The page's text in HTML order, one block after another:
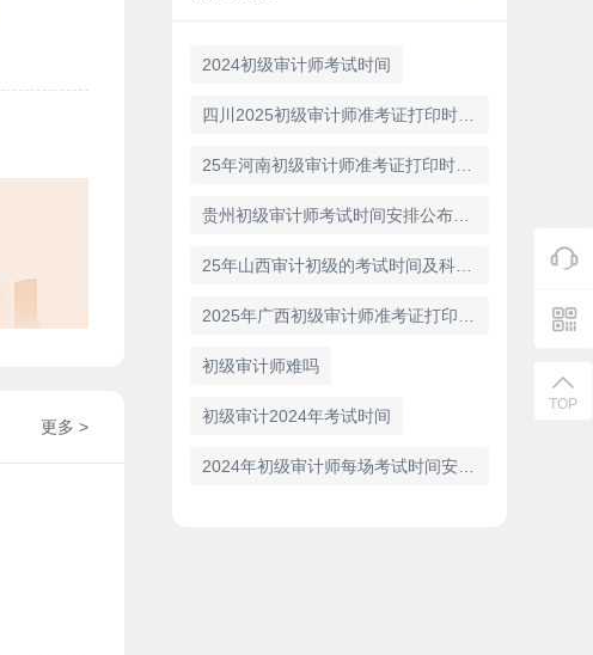
更多 >
2024初级审计师考试时间
初级审计师难吗
初级审计2024年考试时间
TOP